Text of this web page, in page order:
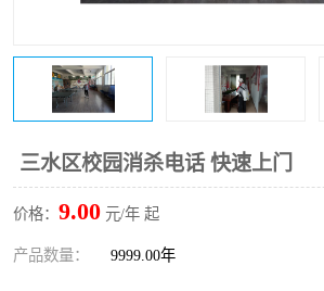
三水区校园消杀电话 快速上门
价格： 9.00 元/年 起
产品数量： 9999.00年